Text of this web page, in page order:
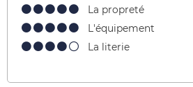
La propreté
L'équipement
La literie